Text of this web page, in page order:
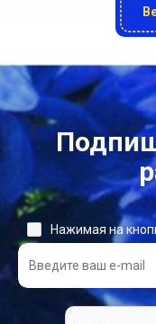
Нажимая на